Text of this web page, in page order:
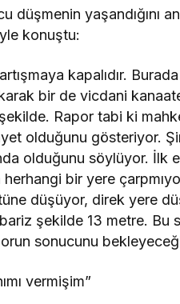
düşmenin yaşandığını
konuştu:
kapalıdır.
bir de vicdani
Rapor tabi ki
olduğunu gösteriyor.
olduğunu söylüyor. İlk
bir yere
düşüyor, direk yere
şekilde 13 metre.
sonucunu
vermişim”